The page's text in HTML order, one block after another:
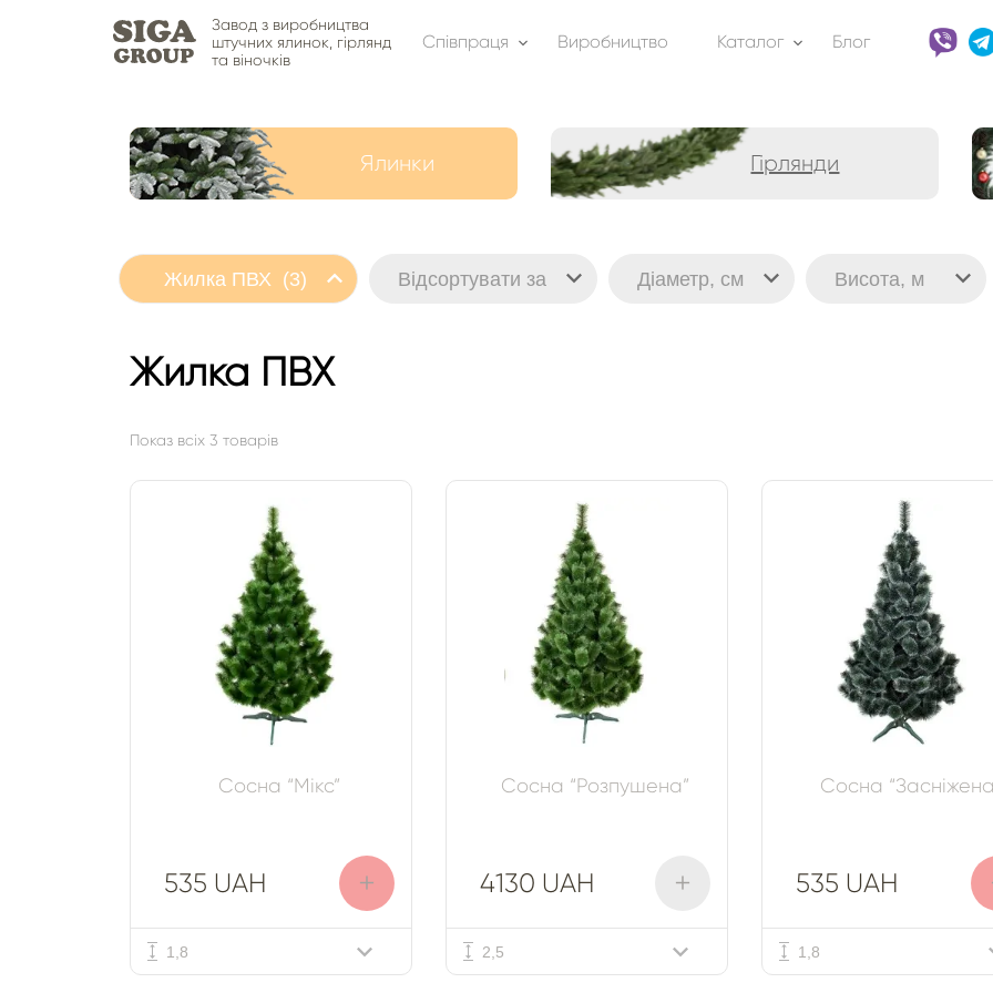
Завод з виробництва
штучних ялинок, гірлянд
та віночків
Співпраця Виробництво Каталог Блог
Ялинки Гірлянди
Жилка ПВХ (3) Відсортувати за Діаметр, см Висота, м
Жилка ПВХ
Показ всіх 3 товарів
Сосна “Мікс”
535 UAH +
1,8
Сосна “Розпушена”
4130 UAH +
2,5
Сосна
535 UAH
1,8